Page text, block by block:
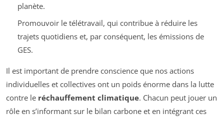
planète.
Promouvoir le télétravail, qui contribue à réduire les
trajets quotidiens et, par conséquent, les émissions de
GES.
Il est important de prendre conscience que nos actions
individuelles et collectives ont un poids énorme dans la lutte
contre le réchauffement climatique. Chacun peut jouer un
rôle en s’informant sur le bilan carbone et en intégrant ces